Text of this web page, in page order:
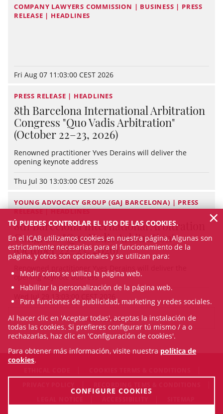
COMPANY LAWYERS COMMISSION | BUSINESS | PRESS
RELEASE | HEADLINES
Fri Aug 07 11:03:00 CEST 2026
PRESS RELEASE | HEADLINES
8th Barcelona International Arbitration
Congress "Quo Vadis Arbitration"
(October 22–23, 2026)
Renowned practitioner Yves Derains will deliver the
opening keynote address
Thu Jul 30 13:03:00 CEST 2026
YOUNG ADVOCACY GROUP (GAJ BARCELONA) | PRESS
RELEASE | HEADLINES
8th Barcelona International Arbitration
Congress "Quo Vadis Arbitration"
(October 22–23, 2026)
opening keynote address
Wed Jul 29 13:03:00 CEST 2026
SEE ALL NEWS
TÚ PUEDES CONTROLAR EL USO DE LAS COOKIES.
En el ICAB utilizamos cookies en nuestra página. Algunas son
estrictamente necesarias para el funcionamiento de la
página, y otros son opcionales y se utilizan para:
Medir cómo se utiliza la página web.
Habilitar la personalización de la página web.
Para funciones de publicidad, marketing y redes sociales.
Al hacer clic en 'Aceptar todas', aceptas la instalación de
todas las cookies. Si prefieres configurar tú mismo / a o
rechazarlas, haz clic en 'Configuración de cookies'.
Para obtener más información, visite nuestra política de
cookies.
CONFIGURE COOKIES
×